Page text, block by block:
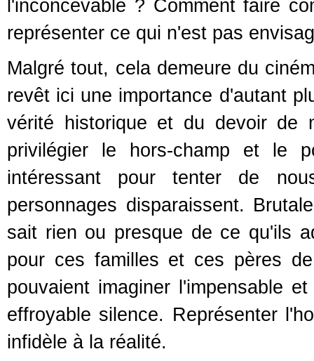
l'inconcevable ? Comment faire
représenter ce qui n'est pas
Malgré tout, cela demeure du
revêt ici une importance d'autant
vérité historique et du devoir de
privilégier le hors-champ et le
intéressant pour tenter de
personnages disparaissent.
sait rien ou presque de ce qu'ils
pour ces familles et ces pères
pouvaient imaginer l'impensable
effroyable silence. Représenter
infidèle à la réalité.